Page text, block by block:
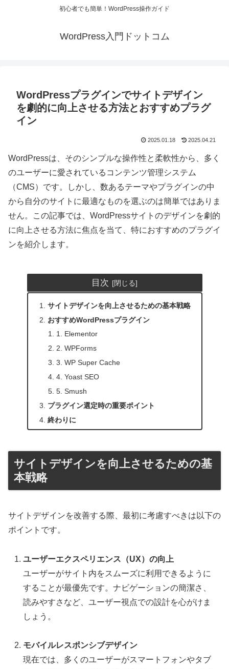
初心者でも簡単！WordPress操作ガイド
WordPress入門ドットコム
WordPressプラグインでサイトデザイン
を劇的に向上させる方法とおすすめプラグ
イン
2025.01.18 2025.04.21
WordPressは、そのシンプルな操作性と柔軟性から、多く
のユーザーに愛されているコンテンツ管理システム
（CMS）です。しかし、数あるテーマやプラグインの中
から自分のサイトに最適なものを選ぶのは簡単ではありま
せん。この記事では、WordPressサイトのデザインを劇的
に向上させる方法に焦点を当て、特におすすめのプラグイ
ンを紹介します。
目次
サイトデザインを向上させるための基本戦略
おすすめWordPressプラグイン
1. Elementor
2. WPForms
3. WP Super Cache
4. Yoast SEO
5. Smush
プラグイン選定時の重要ポイント
終わりに
サイトデザインを向上させるための基
本戦略
サイトデザインを改善する際、最初に考慮すべきは以下の
ポイントです。
ユーザーエクスペリエンス（UX）の向上
ユーザーがサイト内をスムーズに利用できるように
することが最優先です。ナビゲーションの簡潔さ、
読みやすさなど、ユーザー視点での設計を心がけま
しょう。
モバイルレスポンシブデザイン
現在では、多くのユーザーがスマートフォンやタブ